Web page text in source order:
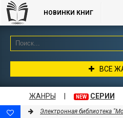
НОВИНКИ КНИГ
ВСЕ
ЖАНРЫ NEW СЕРИИ
Электронная библиотека